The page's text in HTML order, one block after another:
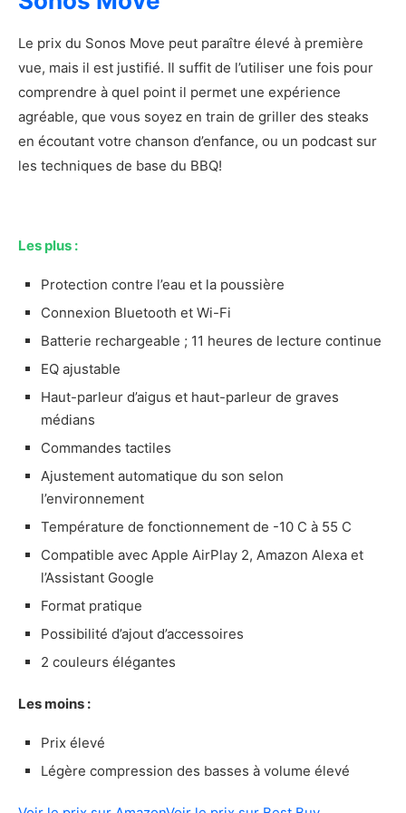
Avantages et inconvénients du W-KING Haut-
parleur 50W
Les plus
Les moins
Notre verdict sur le W-KING Haut-parleur
50W
Ears Wonderboom 2
Mon avis sur le Ultimate Ears Wonderboom 2
Wonderboom 2
Les plus
Les moins
Wonderboom 2
Notre approche
Notre méthode
À savoir avant d’acheter un haut-parleur
Est-ce que je peux utiliser un haut-parleur
Bluetooth d’intérieur à l’extérieur?
Est-ce que les haut-parleurs puissants sont
meilleurs?
Est-ce que les haut-parleurs moins chers
Nos critères de choix pour acheter un haut-
La qualité du son
La puissance
Le prix du Sonos Move peut paraître élevé à première
vue, mais il est justifié. Il suffit de l’utiliser une fois pour
comprendre à quel point il permet une expérience
agréable, que vous soyez en train de griller des steaks
en écoutant votre chanson d’enfance, ou un podcast sur
les techniques de base du BBQ!
Les plus :
Protection contre l’eau et la poussière
Connexion Bluetooth et Wi-Fi
Batterie rechargeable ; 11 heures de lecture continue
EQ ajustable
Haut-parleur d’aigus et haut-parleur de graves
médians
Commandes tactiles
Ajustement automatique du son selon
l’environnement
Température de fonctionnement de -10 C à 55 C
Compatible avec Apple AirPlay 2, Amazon Alexa et
l’Assistant Google
Format pratique
Possibilité d’ajout d’accessoires
2 couleurs élégantes
Les moins :
Prix élevé
Légère compression des basses à volume élevé